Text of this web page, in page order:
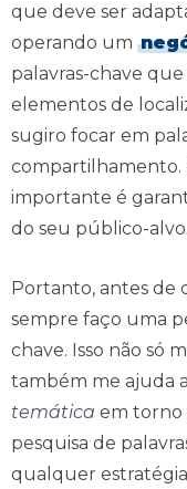
que deve ser
operando um
palavras-chave
elementos de
sugiro focar em
compartilhamento.
importante é
do seu público-alvo.
Portanto, antes de
sempre faço uma
chave. Isso não só
também me ajuda
temática em torno
pesquisa de
qualquer